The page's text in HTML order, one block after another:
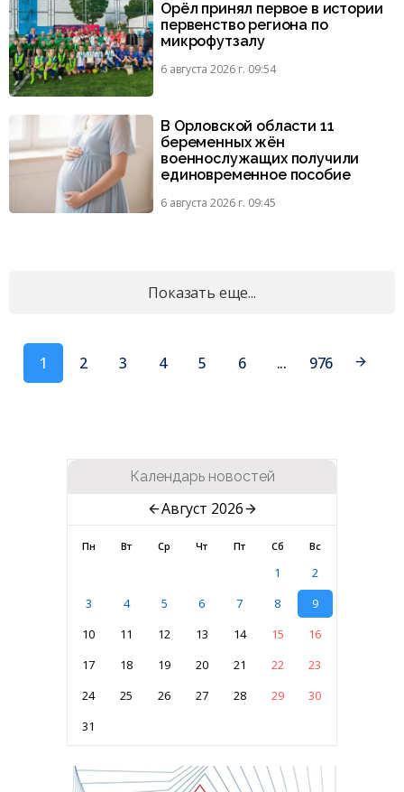
Орёл принял первое в истории
первенство региона по
микрофутзалу
6 августа 2026 г. 09:54
В Орловской области 11
беременных жён
военнослужащих получили
единовременное пособие
6 августа 2026 г. 09:45
Показать еще...
1 2 3 4 5 6 ... 976
Календарь новостей
Август 2026
Пн Вт Ср Чт Пт Сб Вс
1
2
3
4 5 6 7 8
9
10
11 12 13 14 15
16
17
18 19 20 21 22
23
24
25 26 27 28 29
30
31